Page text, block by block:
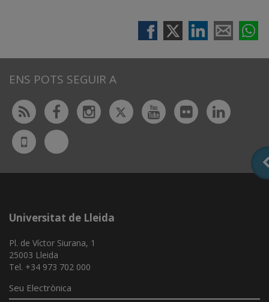
ENS POTS SEGUIR A
Rss FacebookInstagram
TwitterYoutubeFlickr
UdL
App
Bluesky
Universitat de Lleida
Pl. de Víctor Siurana, 1
25003 Lleida
Tel. +34 973 702 000
Seu Electrònica